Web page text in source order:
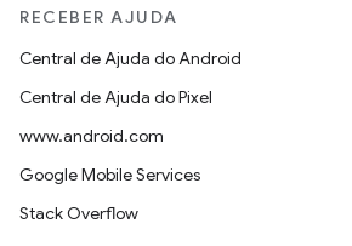
RECEBER AJUDA
Central de Ajuda do Android
Central de Ajuda do Pixel
www.android.com
Google Mobile Services
Stack Overflow